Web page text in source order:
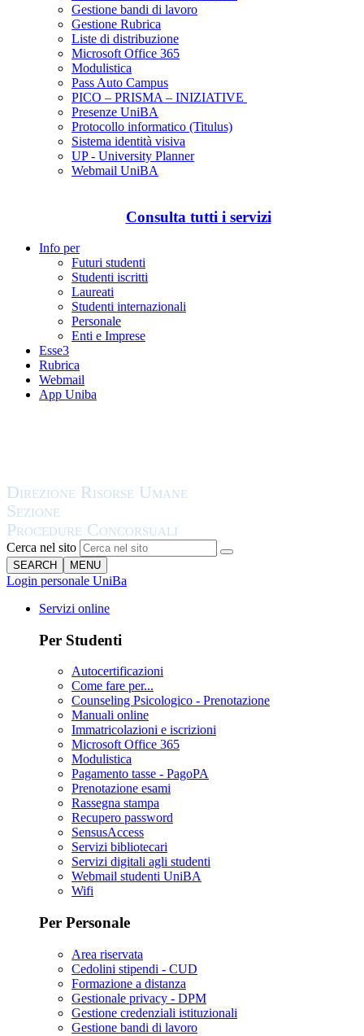
Gestione bandi di lavoro
Gestione Rubrica
Liste di distribuzione
Microsoft Office 365
Modulistica
Pass Auto Campus
PICO – PRISMA – INIZIATIVE
Presenze UniBA
Protocollo informatico (Titulus)
Sistema identità visiva
UP - University Planner
Webmail UniBA
Consulta tutti i servizi
Info per
Futuri studenti
Studenti iscritti
Laureati
Studenti internazionali
Personale
Enti e Imprese
Esse3
Rubrica
Webmail
App Uniba
Cerca nel sito
SEARCH MENU
Login personale UniBa
Servizi online
Per Studenti
Autocertificazioni
Come fare per...
Counseling Psicologico - Prenotazione
Manuali online
Immatricolazioni e iscrizioni
Microsoft Office 365
Modulistica
Pagamento tasse - PagoPA
Prenotazione esami
Rassegna stampa
Recupero password
SensusAccess
Servizi bibliotecari
Servizi digitali agli studenti
Webmail studenti UniBA
Wifi
Per Personale
Area riservata
Cedolini stipendi - CUD
Formazione a distanza
Gestionale privacy - DPM
Gestione credenziali istituzionali
Gestione bandi di lavoro